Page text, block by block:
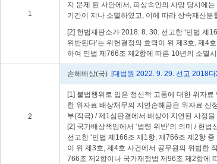
1
지 문제 된 사안에서, 피상속인의 사망 당시에
기간이 지나 소멸하였고, 이에 따라 상속재산
[2] 헌법재판소가 2018. 8. 30. 선고한 ‘민법 제
위반된다’는 위헌결정의 효력이 위 제3호, 제4
하여 민법 제766조 제2항에 따른 10년의 소멸
2
손해배상(국) [대법원 2022. 9. 29. 선고 2018
[1] 불법행위로 입은 정신적 고통에 대한 위자
한 위자료 배상채무의 지연손해금은 위자료 산
부(적극) / 제1심판결에서 배상이 지연된 사정
[2] 국가배상책임에서 ‘법령 위반’의 의미 / 헌
선고한 ‘민법 제166조 제1항, 제766조 제2항
이 위 제3호, 제4호 사건에서 공무원의 위법한
766조 제2항이나 국가재정법 제96조 제2항에